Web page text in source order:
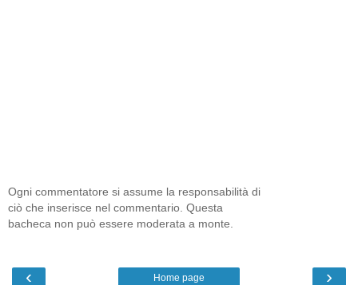
Ogni commentatore si assume la responsabilità di
ciò che inserisce nel commentario. Questa
bacheca non può essere moderata a monte.
‹ ›
Home page